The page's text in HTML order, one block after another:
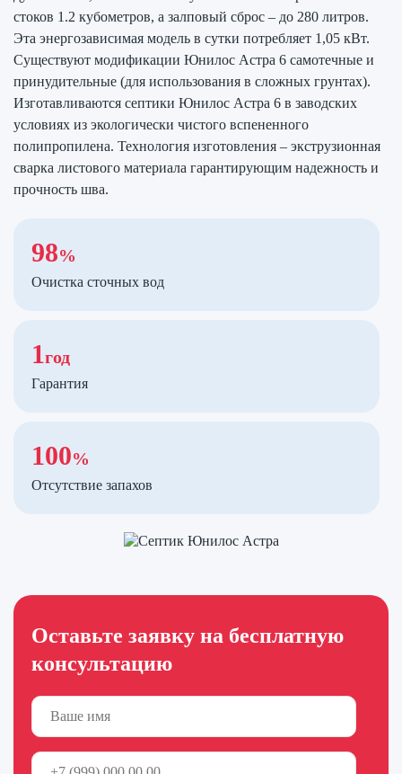
стоков 1.2 кубометров, а залповый сброс – до 280 литров.
Эта энергозависимая модель в сутки потребляет 1,05 кВт.
Существуют модификации Юнилос Астра 6 самотечные и
принудительные (для использования в сложных грунтах).
Изготавливаются септики Юнилос Астра 6 в заводских
условиях из экологически чистого вспененного
полипропилена. Технология изготовления – экструзионная
сварка листового материала гарантирующим надежность и
прочность шва.
98%
Очистка сточных вод
1год
Гарантия
100%
Отсутствие запахов
Оставьте заявку на бесплатную
консультацию